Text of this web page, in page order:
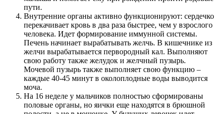
пути.
Внутренние органы активно функционируют: сердечко
перекачивает кровь в два раза быстрее, чем у взрослого
человека. Идет формирование иммунной системы.
Печень начинает вырабатывать желчь. В кишечнике из
желчи вырабатывается первородный кал. Выполняют
свою работу также желудок и желчный пузырь.
Мочевой пузырь также выполняет свою функцию –
каждые 40-45 минут в околоплодные воды выводится
моча.
На 16 неделе у мальчиков полностью сформированы
половые органы, но яички еще находятся в брюшной